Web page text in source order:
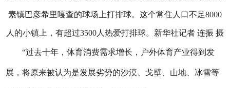
素镇巴彦希里嘎查的球场上打排球。这个常住人口不足8000
人的小镇上，有超过3500人热爱打排球。新华社记者 连振 摄
“过去十年，体育消费需求增长，户外体育产业得到发
展，将原来被认为是发展劣势的沙漠、戈壁、山地、冰雪等